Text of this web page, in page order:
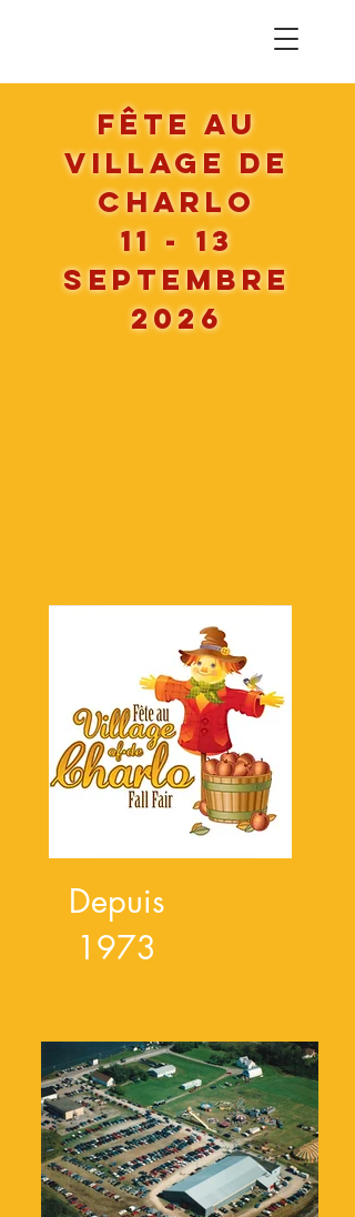
Fête au
Village de
Charlo
11 - 13
septembre
2026
Depuis
1973